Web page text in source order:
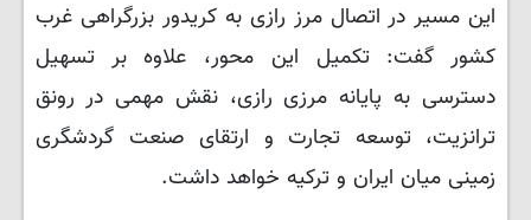
این مسیر در اتصال مرز رازی به کریدور بزرگراهی غرب
کشور گفت: تکمیل این محور، علاوه بر تسهیل
دسترسی به پایانه مرزی رازی، نقش مهمی در رونق
ترانزیت، توسعه تجارت و ارتقای صنعت گردشگری
زمینی میان ایران و ترکیه خواهد داشت.